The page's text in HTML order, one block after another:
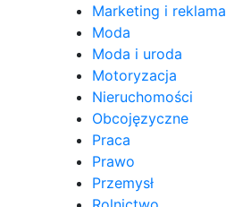
Marketing i reklama
Moda
Moda i uroda
Motoryzacja
Nieruchomości
Obcojęzyczne
Praca
Prawo
Przemysł